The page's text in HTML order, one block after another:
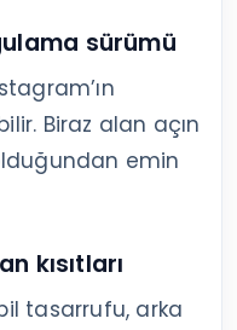
sürümü
Biraz alan açın
emin
kısıtları
tasarrufu, arka